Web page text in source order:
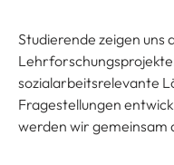
Studierende zeigen uns
sozialarbeitsrelevante
Fragestellungen
werden wir gemeinsam